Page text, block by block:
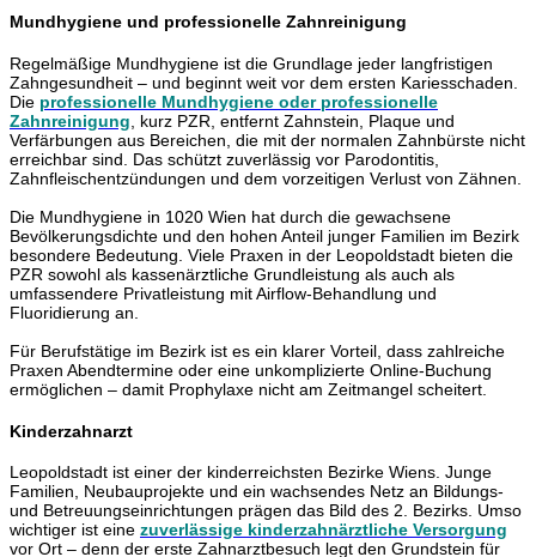
Mundhygiene und professionelle Zahnreinigung
Regelmäßige Mundhygiene ist die Grundlage jeder langfristigen
Zahngesundheit – und beginnt weit vor dem ersten Kariesschaden.
Die professionelle Mundhygiene oder professionelle
Zahnreinigung , kurz PZR, entfernt Zahnstein, Plaque und
Verfärbungen aus Bereichen, die mit der normalen Zahnbürste nicht
erreichbar sind. Das schützt zuverlässig vor Parodontitis,
Zahnfleischentzündungen und dem vorzeitigen Verlust von Zähnen.
Die Mundhygiene in 1020 Wien hat durch die gewachsene
Bevölkerungsdichte und den hohen Anteil junger Familien im Bezirk
besondere Bedeutung. Viele Praxen in der Leopoldstadt bieten die
PZR sowohl als kassenärztliche Grundleistung als auch als
umfassendere Privatleistung mit Airflow-Behandlung und
Fluoridierung an.
Für Berufstätige im Bezirk ist es ein klarer Vorteil, dass zahlreiche
Praxen Abendtermine oder eine unkomplizierte Online-Buchung
ermöglichen – damit Prophylaxe nicht am Zeitmangel scheitert.
Kinderzahnarzt
Leopoldstadt ist einer der kinderreichsten Bezirke Wiens. Junge
Familien, Neubauprojekte und ein wachsendes Netz an Bildungs-
und Betreuungseinrichtungen prägen das Bild des 2. Bezirks. Umso
wichtiger ist eine zuverlässige kinderzahnärztliche Versorgung
vor Ort – denn der erste Zahnarztbesuch legt den Grundstein für